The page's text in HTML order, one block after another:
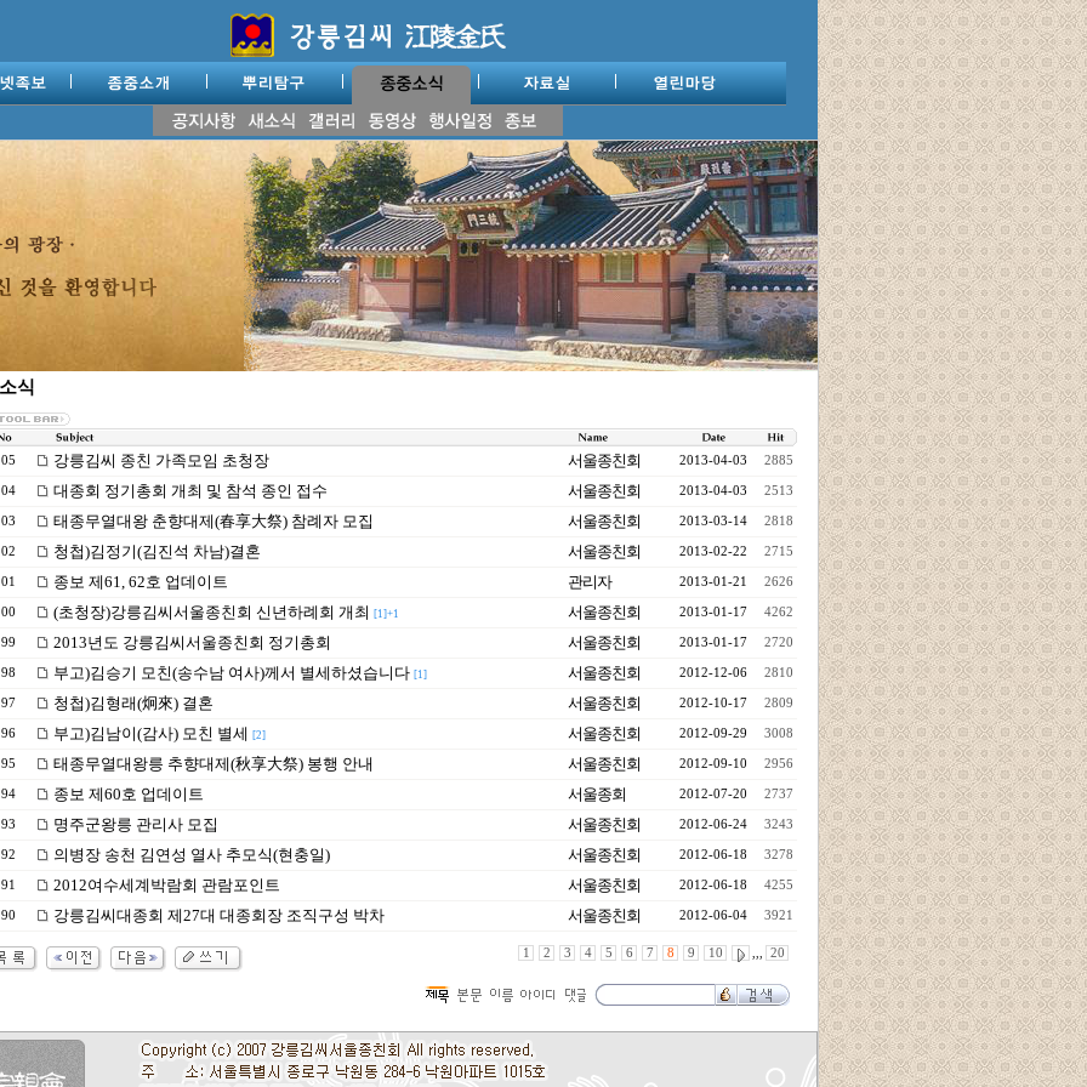
식
강릉김씨 종친 가족모임 초청장 서울종친회 2013-04-03 2885
대종회 정기총회 개최 및 참석 종인 접수 서울종친회 2013-04-03 2513
태종무열대왕 춘향대제(春享大祭) 참례자 모집 서울종친회 2013-03-14 2818
청첩)김정기(김진석 차남)결혼 서울종친회 2013-02-22 2715
종보 제61, 62호 업데이트 관리자 2013-01-21 2626
(초청장)강릉김씨서울종친회 신년하례회 개최 [1]+1 서울종친회 2013-01-17 4262
2013년도 강릉김씨서울종친회 정기총회 서울종친회 2013-01-17 2720
부고)김승기 모친(송수남 여사)께서 별세하셨습니다 [1] 서울종친회 2012-12-06 2810
청첩)김형래(炯來) 결혼 서울종친회 2012-10-17 2809
부고)김남이(감사) 모친 별세 [2] 서울종친회 2012-09-29 3008
태종무열대왕릉 추향대제(秋享大祭) 봉행 안내 서울종친회 2012-09-10 2956
종보 제60호 업데이트 서울종회 2012-07-20 2737
명주군왕릉 관리사 모집 서울종친회 2012-06-24 3243
의병장 송천 김연성 열사 추모식(현충일) 서울종친회 2012-06-18 3278
2012여수세계박람회 관람포인트 서울종친회 2012-06-18 4255
강릉김씨대종회 제27대 대종회장 조직구성 박차 서울종친회 2012-06-04 3921
1 2 3 4 5 6 7 8 9 10 ,,, 20